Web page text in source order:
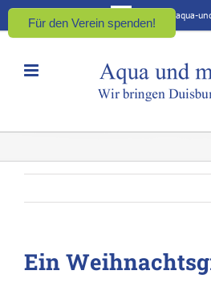
Zum
Inhalt
kontakt@aqua-
Ein
Für den Verein spenden!